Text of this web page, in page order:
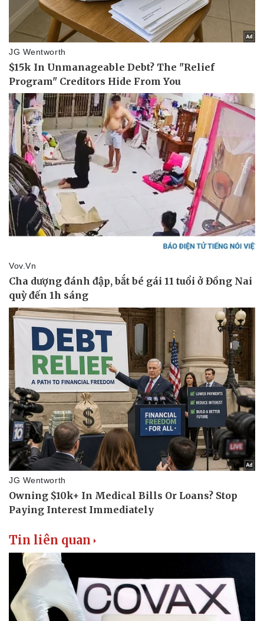
Thể thao
Bóng đá
Lịch thi đấu bóng đá
Thế giới thể thao
eSports
Hậu trường
Ô tô - Xe máy
Ô tô
Xe máy
Tư vấn
Tin liên quan